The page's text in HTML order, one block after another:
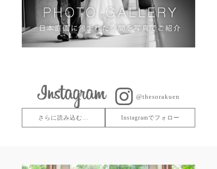
@thesorakuen
さらに読み込む… Instagramでフォロー